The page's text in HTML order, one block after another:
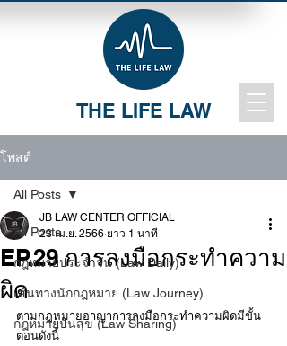
THE LIFE LAW
โพสต์
All Posts
กฎหมายประจำวัน (Law Daily)
เส้นทางนักกฎหมาย (Law Journey)
กฎหมายปันสุข (Law Sharing)
All Posts
EP.29 การลงมือกระทำความ
ผิด
JB LAW CENTER OFFICIAL
23 เม.ย. 2566 ยาว 1 นาที
ตามกฎหมายอาญาการลงมือกระทำความผิดมีขั้น
ตอนดังนี้